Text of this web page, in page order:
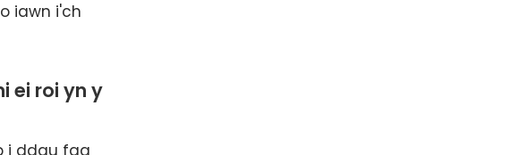
iawn i'ch
ei roi yn y
i ddau fag